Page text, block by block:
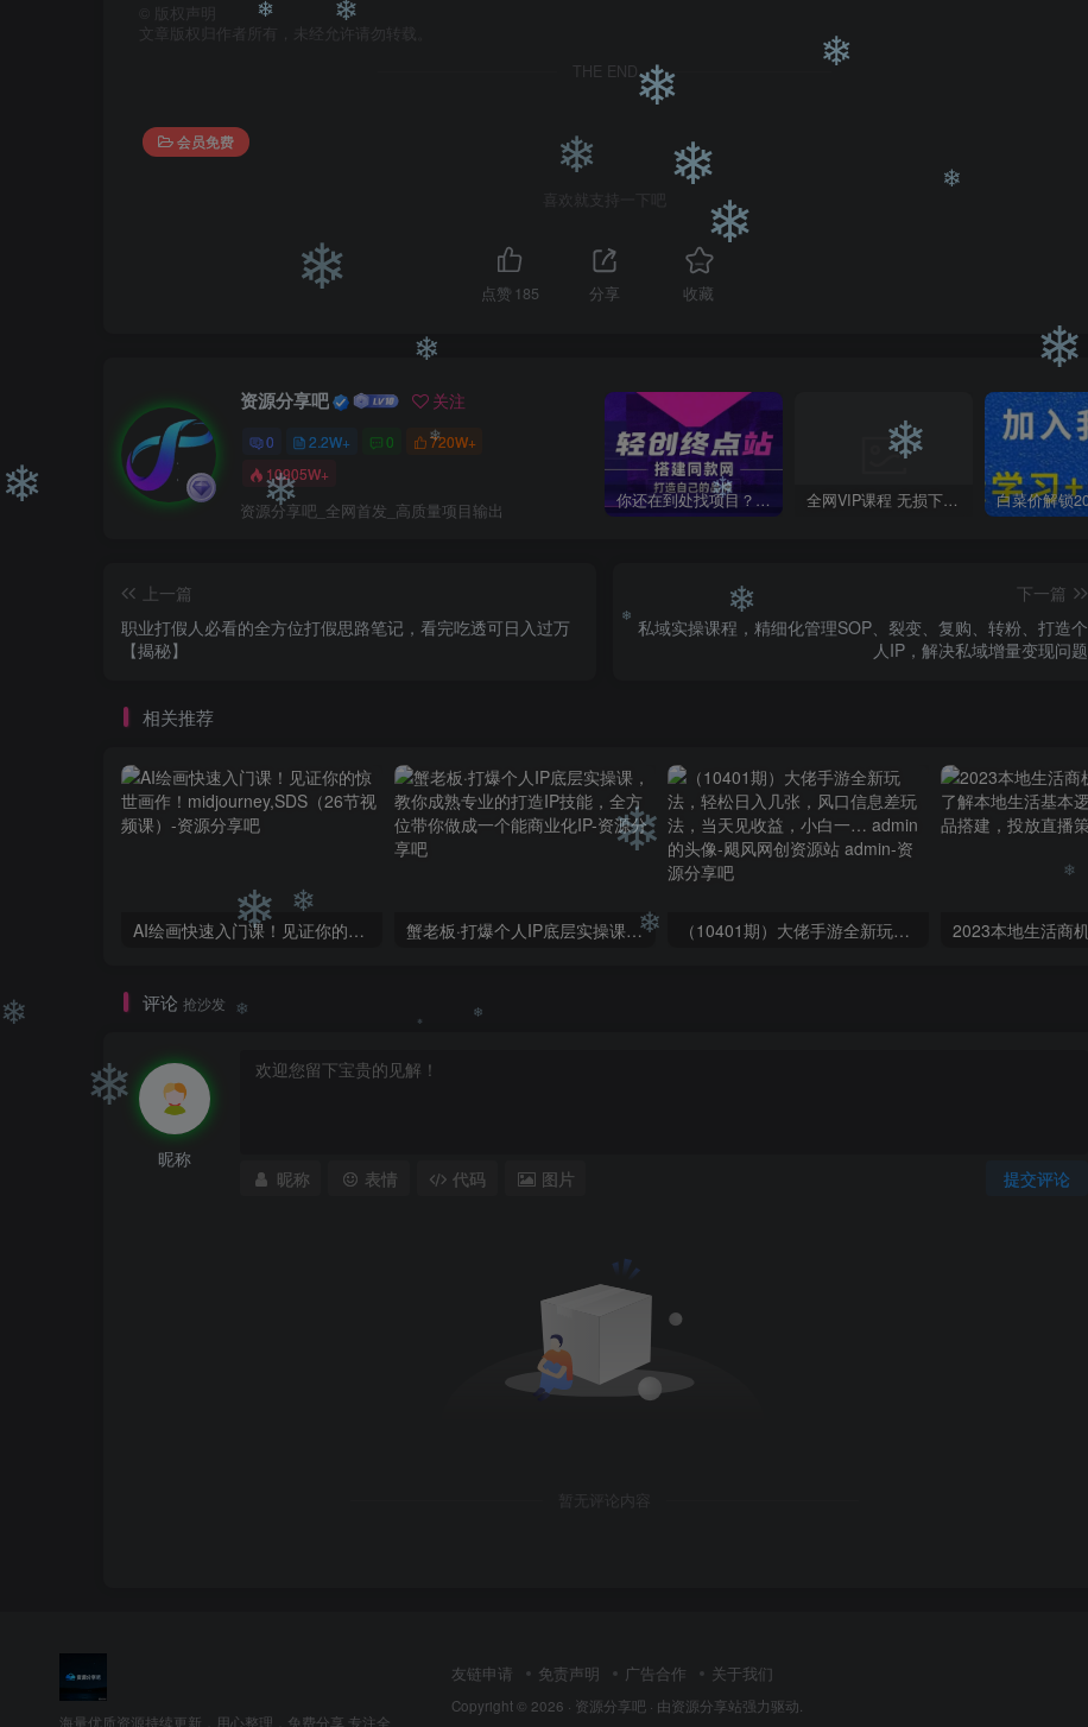
版权声明
文章版权归作者所有，未经允许请勿转载。
THE END
会员免费
喜欢就支持一下吧
点赞 185 分享 收藏
资源分享吧 关注
0 2.2W+ 0
720W+
10905W+
资源分享吧_全网首发_高质量项目输出 你还在到处找项目？还在当韭菜？我靠卖项目一个月收入5万+，曾经我也是个失败者。 全网VIP课程 无损下载~
上一篇
职业打假人必看的全方位打假思路笔记，看完吃透可日入过万
【揭秘】
下一篇
私域实操课程，精细化管理SOP、裂变、复购、转粉、打造个
人IP，解决私域增量变现问题
相关推荐
AI绘画快速入门课！见证你的惊世画作！midjourney,SDS（26节视频课） 蟹老板·打爆个人IP底层实操课，教你成熟专业的打造IP技能，全方位带你做成一个能商业化IP （10401期）大佬手游全新玩法，轻松日入几张，风口信息差玩法，当天见收益，小白一… admin的头像-飓风网创资源站 admin
评论 抢沙发
昵称
提交评论
昵称 表情 代码 图片
暂无评论内容
海量优质资源持续更新，用心整理，免费分享 专注全
友链申请 免责声明 广告合作 关于我们
Copyright © 2026 · 资源分享吧 · 由资源分享站强力驱动.
❄
❄
❄
❄
❄
❄
❄
❄
❄